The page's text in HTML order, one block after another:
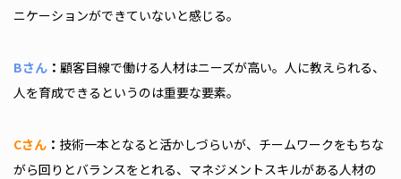
ニケーションができていないと感じる。
Bさん ： 顧客目線で働ける人材はニーズが高い。人に教えられる、
人を育成できるというのは重要な要素。
Cさん ： 技術一本となると活かしづらいが、チームワークをもちな
がら回りとバランスをとれる、マネジメントスキルがある人材の